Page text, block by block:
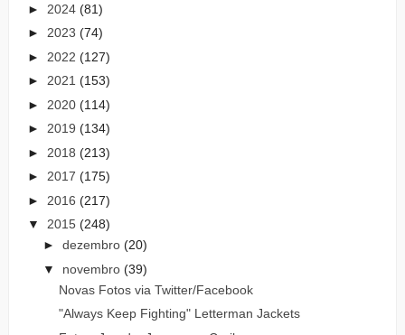
► 2024 (81)
► 2023 (74)
► 2022 (127)
► 2021 (153)
► 2020 (114)
► 2019 (134)
► 2018 (213)
► 2017 (175)
► 2016 (217)
▼ 2015 (248)
► dezembro (20)
▼ novembro (39)
Novas Fotos via Twitter/Facebook
"Always Keep Fighting" Letterman Jackets